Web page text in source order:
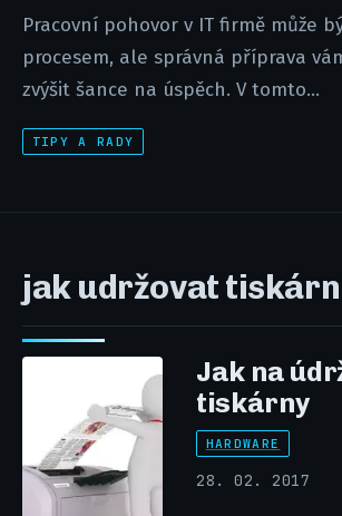
Pracovní pohovor v IT firmě může
procesem, ale správná příprava
zvýšit šance na úspěch. V tomto...
TIPY A RADY
jak udržovat
Jak na
tiskárny
HARDWARE
28. 02. 2017